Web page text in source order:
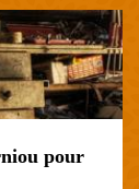
pour